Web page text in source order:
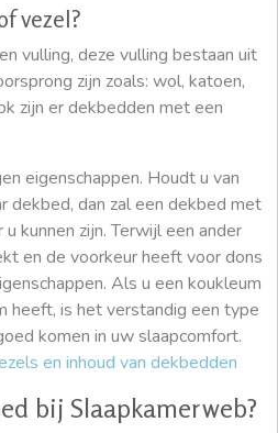
vezel?
vulling, deze vulling bestaan uit
zijn zoals: wol, katoen,
zijn er dekbedden met een
eigenschappen. Houdt u van
dekbed, dan zal een dekbed met
kunnen zijn. Terwijl een ander
en de voorkeur heeft voor dons
Als u een koukleum
heeft, is het verstandig een type
komen in uw slaapcomfort.
en inhoud van dekbedden
bij Slaapkamerweb?